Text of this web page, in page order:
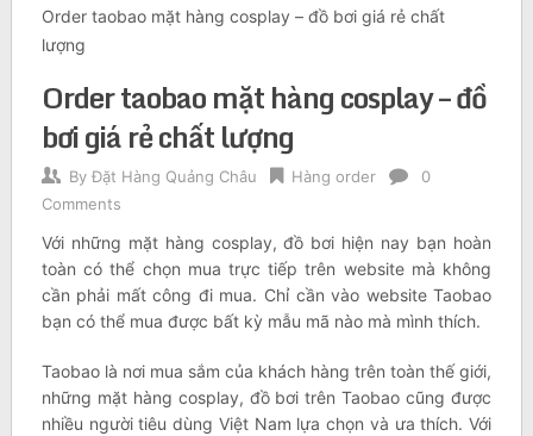
Order taobao mặt hàng cosplay – đồ bơi giá rẻ chất
lượng
Order taobao mặt hàng cosplay – đồ
bơi giá rẻ chất lượng
By Đặt Hàng Quảng Châu Hàng order
0
Comments
Với những mặt hàng cosplay, đồ bơi hiện nay bạn hoàn
toàn có thể chọn mua trực tiếp trên website mà không
cần phải mất công đi mua. Chỉ cần vào website Taobao
bạn có thể mua được bất kỳ mẫu mã nào mà mình thích.
Taobao là nơi mua sắm của khách hàng trên toàn thế giới,
những mặt hàng cosplay, đồ bơi trên Taobao cũng được
nhiều người tiêu dùng Việt Nam lựa chọn và ưa thích. Với